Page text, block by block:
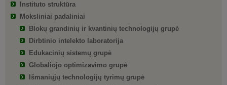
Instituto struktūra
Moksliniai padaliniai
Blokų grandinių ir kvantinių technologijų grupė
Dirbtinio intelekto laboratorija
Edukacinių sistemų grupė
Globaliojo optimizavimo grupė
Išmaniųjų technologijų tyrimų grupė